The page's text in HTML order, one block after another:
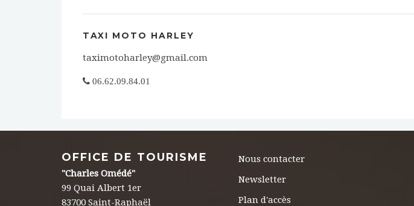
TAXI MOTO HARLEY
taximotoharley@gmail.com
06.62.09.84.01
OFFICE DE TOURISME
"Charles Omédé"
99 Quai Albert 1er
83700 Saint-Raphaël
Nous contacter
Newsletter
Plan d'accès